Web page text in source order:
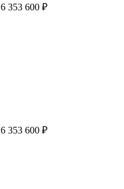
6 353 600 ₽
6 353 600 ₽